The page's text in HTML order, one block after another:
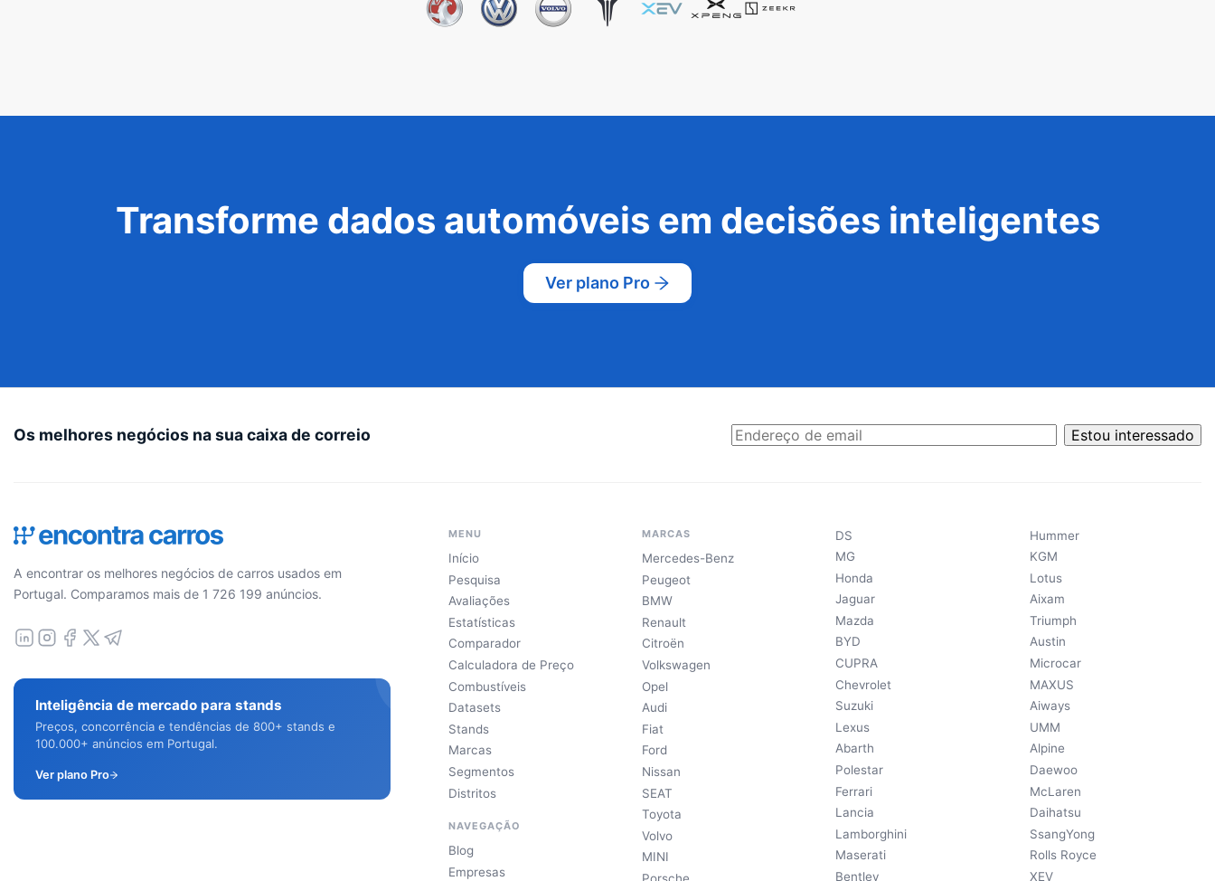
Transforme dados automóveis em decisões inteligentes
Ver plano Pro
Os melhores negócios na sua caixa de correio Estou interessado
A encontrar os melhores negócios de carros usados em
Portugal. Comparamos mais de 1 726 199 anúncios.
Inteligência de mercado para stands
Preços, concorrência e tendências de 800+ stands e
100.000+ anúncios em Portugal.
Ver plano Pro
MENU
Início
Pesquisa
Avaliações
Estatísticas
Comparador
Calculadora de Preço
Combustíveis
Datasets
Stands
Marcas
Segmentos
Distritos
NAVEGAÇÃO
Blog
Empresas
MARCAS
Mercedes-Benz
Peugeot
BMW
Renault
Citroën
Volkswagen
Opel
Audi
Fiat
Ford
Nissan
SEAT
Toyota
Volvo
MINI
DS
MG
Honda
Jaguar
Mazda
BYD
CUPRA
Chevrolet
Suzuki
Lexus
Abarth
Polestar
Ferrari
Lancia
Lamborghini
Maserati
Bentley
Hummer
KGM
Lotus
Aixam
Triumph
Austin
Microcar
MAXUS
Aiways
UMM
Alpine
Daewoo
McLaren
Daihatsu
SsangYong
Rolls Royce
XEV